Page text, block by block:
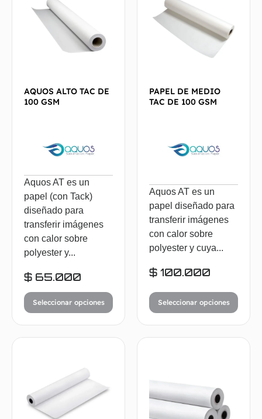
AQUOS ALTO TAC DE
100 GSM
Aquos AT es un
papel (con Tack)
diseñado para
transferir imágenes
con calor sobre
polyester y...
$ 65.000
Seleccionar opciones
PAPEL DE MEDIO
TAC DE 100 GSM
Aquos AT es un
papel diseñado para
transferir imágenes
con calor sobre
polyester y cuya...
$ 100.000
Seleccionar opciones